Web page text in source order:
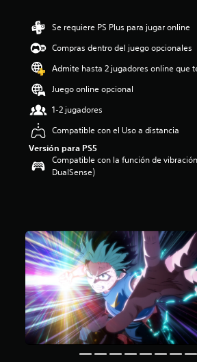
e
d
o
3
9
6
e
s
t
s
d
e
c
i
n
c
o
e
Se requiere PS Plus para jugar online
Compras dentro del juego opcionales
Admite hasta 2 jugadores online que
Juego online opcional
1-2 jugadores
Compatible con el Uso a distancia
Versión para PS5
Compatible con la función de
DualSense)